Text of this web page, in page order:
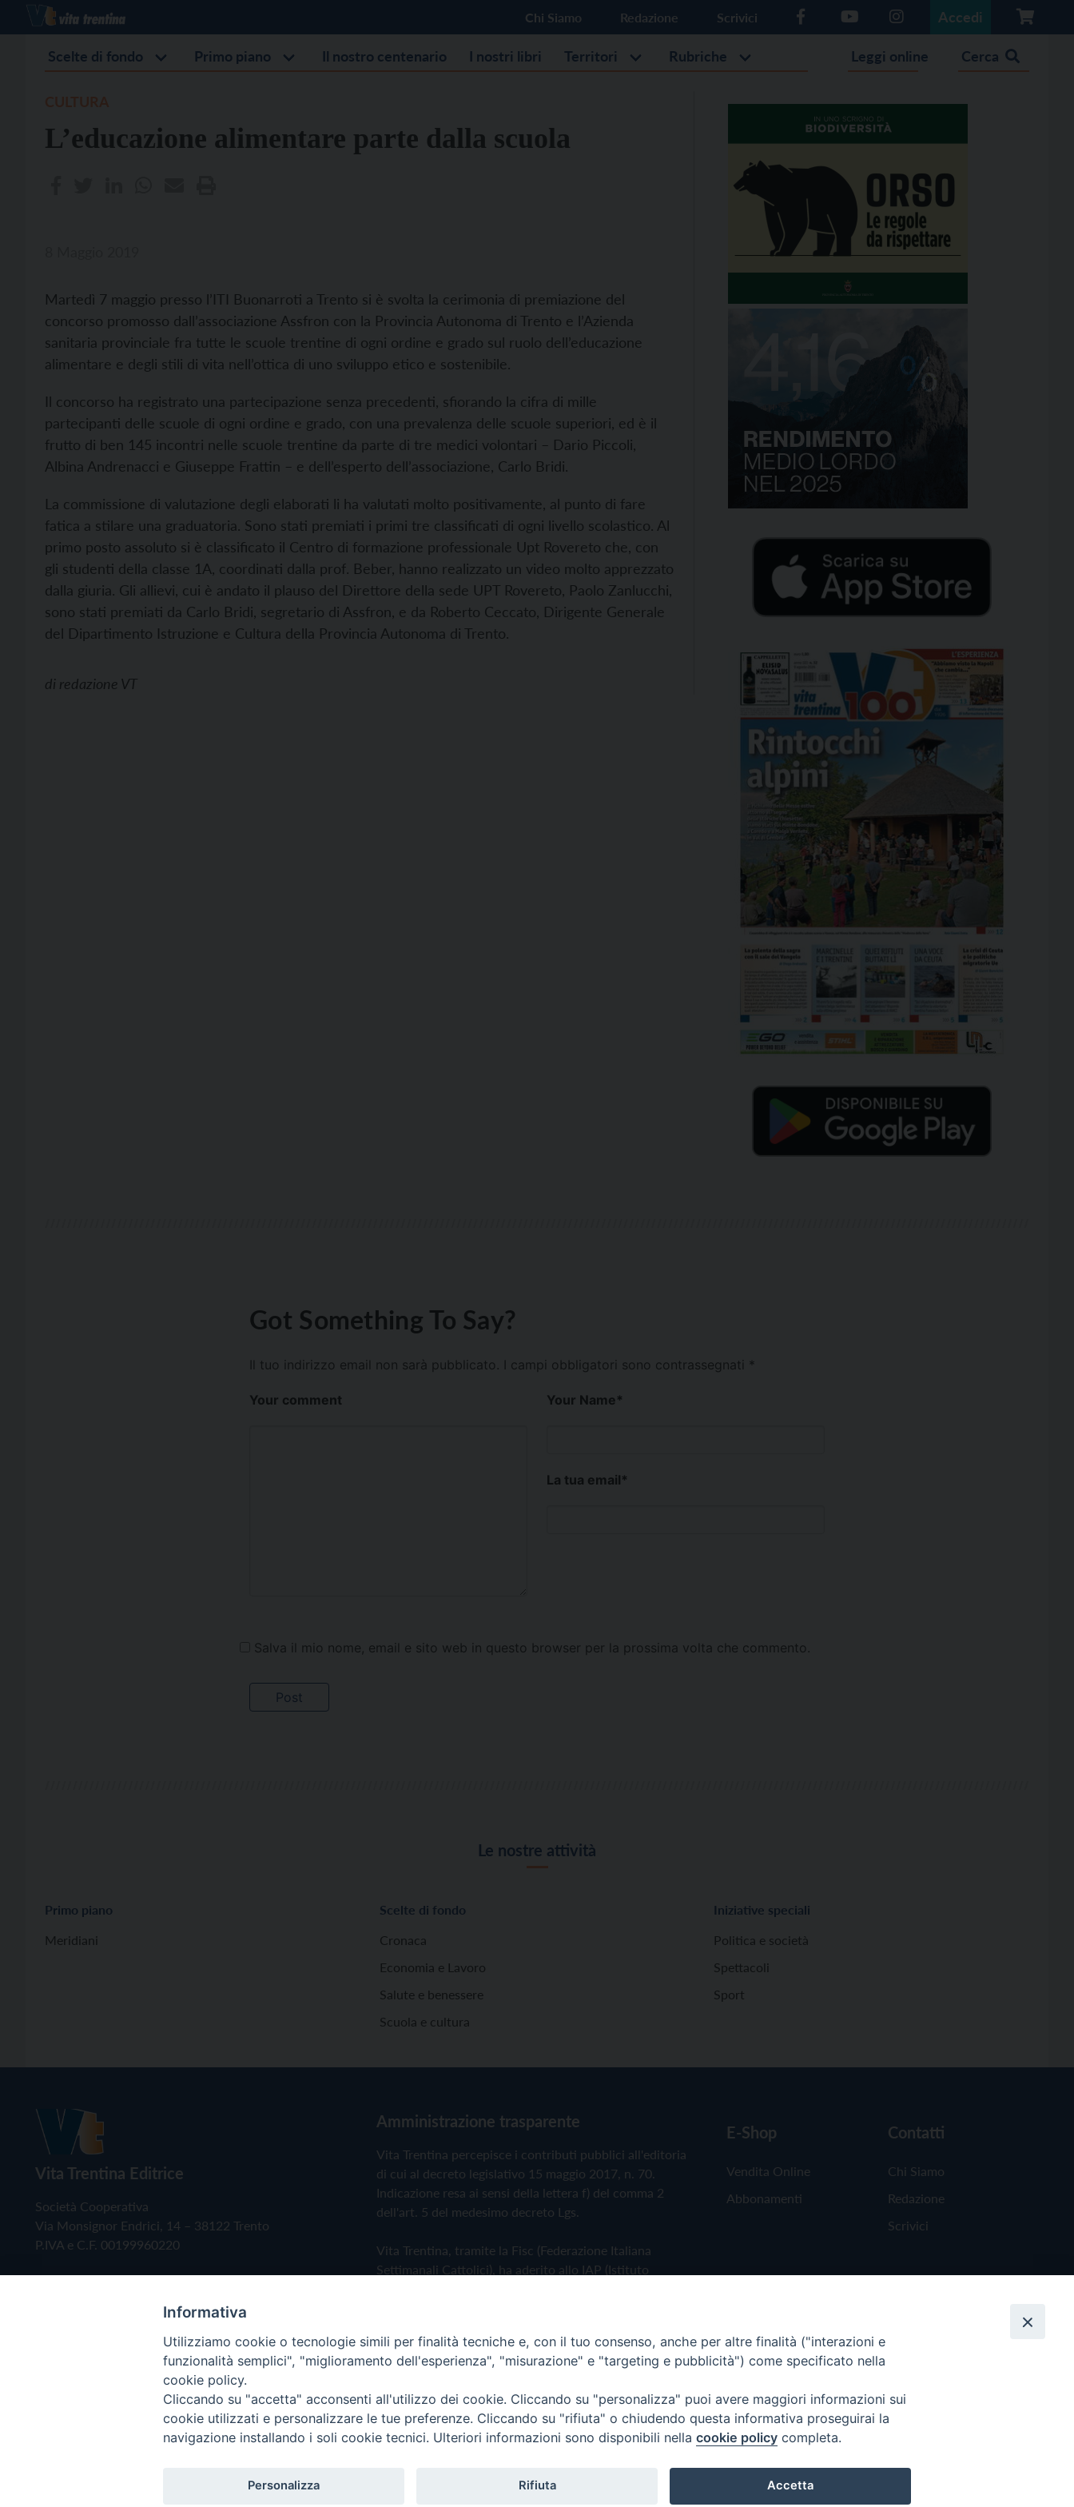
Chi Siamo Redazione Scrivici Accedi
Scelte di fondo Primo piano Il nostro centenario I nostri libri Territori Rubriche Leggi online Cerca
L’educazione alimentare parte dalla scuola
Martedì 7 maggio presso l’ITI Buonarroti a Trento si è svolta la cerimonia di premiazione del
concorso promosso dall’associazione Assfron con la Provincia Autonoma di Trento e l’Azienda
sanitaria provinciale fra tutte le scuole trentine di ogni ordine e grado sul ruolo dell’educazione
alimentare e degli stili di vita nell’ottica di uno sviluppo etico e sostenibile.
Il concorso ha registrato una partecipazione senza precedenti, sfiorando la cifra di mille
partecipanti delle scuole di ogni ordine e grado, con una prevalenza delle scuole superiori, ed è il
frutto di ben 145 incontri nelle scuole trentine da parte di tre medici volontari – Dario Piccoli,
Albina Andrenacci e Giuseppe Frattin – e dell’esperto dell’associazione, Carlo Bridi.
La commissione di valutazione degli elaborati li ha valutati molto positivamente, al punto di fare
fatica a stilare una graduatoria. Sono stati premiati i primi tre classificati di ogni livello scolastico. Al
primo posto assoluto si è classificato il Centro di formazione professionale Upt Rovereto che, con
gli studenti della classe 1A, coordinati dalla prof. Beber, hanno realizzato un video molto apprezzato
dalla giuria. Gli allievi, cui è andato il plauso del Direttore della sede UPT Rovereto, Paolo Zanlucchi,
sono stati premiati da Carlo Bridi, segretario di Assfron, e da Roberto Ceccato, Dirigente Generale
del Dipartimento Istruzione e Cultura della Provincia Autonoma di Trento.
di redazione VT
Got Something To Say?
Il tuo indirizzo email non sarà pubblicato. I campi obbligatori sono contrassegnati *
Your comment Your Name*
La tua email*
Salva il mio nome, email e sito web in questo browser per la prossima volta che commento.
Le nostre attività
Primo piano
Meridiani
Scelte di fondo
Cronaca
Economia e Lavoro
Salute e benessere
Scuola e cultura
Iniziative speciali
Politica e società
Spettacoli
Sport
Vita Trentina Editrice
Società Cooperativa
Via Monsignor Endrici, 14 – 38122 Trento
P.IVA e C.F. 00199960220
Amministrazione trasparente
Vita Trentina percepisce i contributi pubblici all'editoria
di cui al decreto legislativo 15 maggio 2017, n. 70.
Indicazione resa ai sensi della lettera f) del comma 2
dell'art. 5 del medesimo decreto Lgs.
Vita Trentina, tramite la Fisc (Federazione Italiana
Settimanali Cattolici), ha aderito allo IAP (Istituto
Privacy Policy Cookie Policy
E-Shop
Vendita Online
Abbonamenti
Contatti
Chi Siamo
Redazione
Scrivici
Copyright © 2019 - Tutti i diritti riservati - Vita Trentina Editrice
Informativa
Utilizziamo cookie o tecnologie simili per finalità tecniche e, con il tuo consenso, anche per altre finalità ("interazioni e
funzionalità semplici", "miglioramento dell'esperienza", "misurazione" e "targeting e pubblicità") come specificato nella
cookie policy.
Cliccando su "accetta" acconsenti all'utilizzo dei cookie. Cliccando su "personalizza" puoi avere maggiori informazioni sui
cookie utilizzati e personalizzare le tue preferenze. Cliccando su "rifiuta" o chiudendo questa informativa proseguirai la
navigazione installando i soli cookie tecnici. Ulteriori informazioni sono disponibili nella cookie policy completa.
Personalizza Rifiuta Accetta